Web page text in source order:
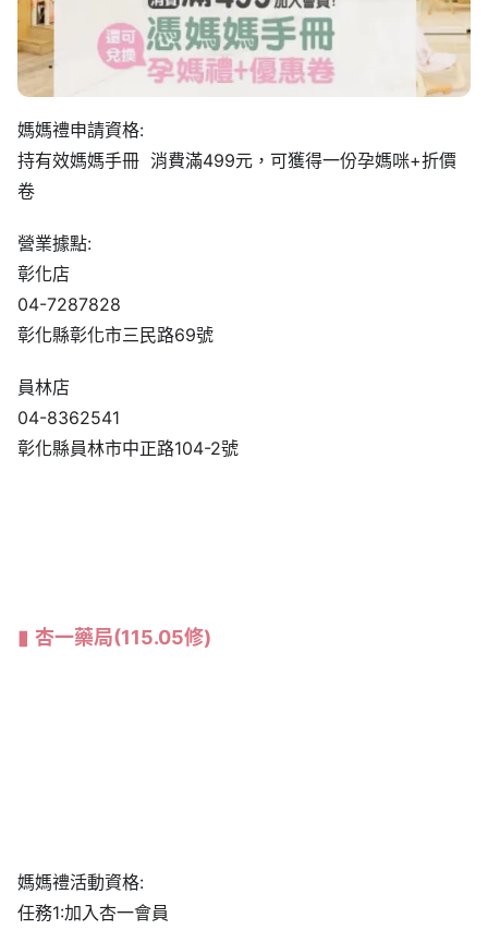
媽媽禮申請資格:
持有效媽媽手冊 消費滿499元，可獲得一份孕媽咪+折價
卷
營業據點:
彰化店
04-7287828
彰化縣彰化市三民路69號
員林店
04-8362541
彰化縣員林市中正路104-2號
杏一藥局(115.05修)
媽媽禮活動資格:
任務1:加入杏一會員